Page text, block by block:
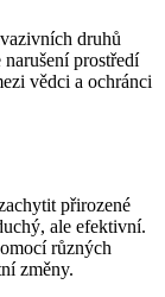
druhů
prostředí
vědci a ochránci
přirozené
ale efektivní.
různých
změny.